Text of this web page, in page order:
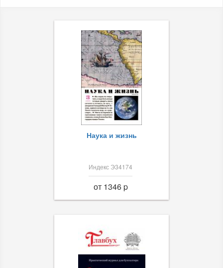
Наука и жизнь
Индекс Э34174
от 1346 p